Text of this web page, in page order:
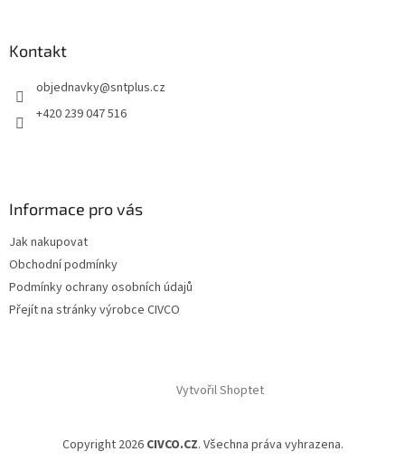
Kontakt
objednavky@sntplus.cz
+420 239 047 516
Informace pro vás
Jak nakupovat
Obchodní podmínky
Podmínky ochrany osobních údajů
Přejít na stránky výrobce CIVCO
Vytvořil Shoptet
Copyright 2026 CIVCO.CZ. Všechna práva vyhrazena.